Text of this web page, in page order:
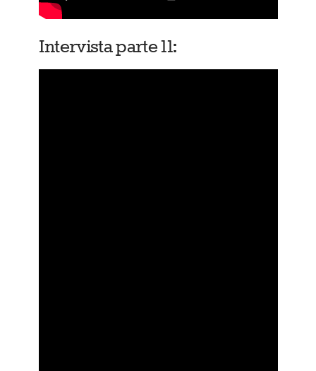
Intervista parte 11: